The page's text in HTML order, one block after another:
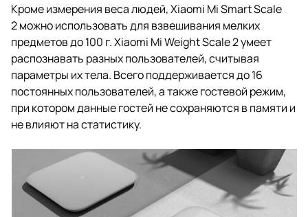
Кроме измерения веса людей, Xiaomi Mi Smart Scale
2 можно использовать для взвешивания мелких
предметов до 100 г. Xiaomi Mi Weight Scale 2 умеет
распознавать разных пользователей, считывая
параметры их тела. Всего поддерживается до 16
постоянных пользователей, а также гостевой режим,
при котором данные гостей не сохраняются в памяти и
не влияют на статистику.